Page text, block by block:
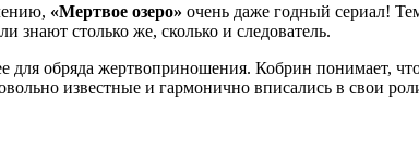
«Мертвое озеро» очень даже годный сериал!
столько же, сколько и следователь.
обряда жертвоприношения. Кобрин понимает,
известные и гармонично вписались в свои